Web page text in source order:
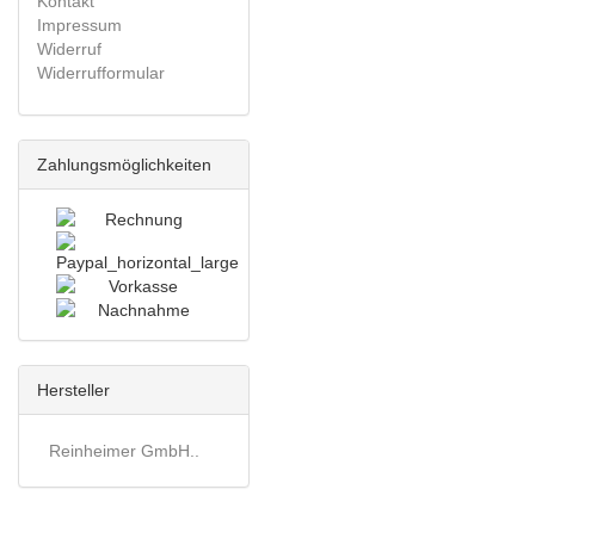
Impressum
Widerruf
Widerrufformular
Zahlungsmöglichkeiten
Hersteller
Reinheimer GmbH..